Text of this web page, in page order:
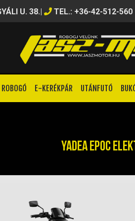
U. 38.| TEL.: +36-42-512-560
ROBOGÓ E-KERÉKPÁR UTÁNFUTÓ
YADEA EPOC